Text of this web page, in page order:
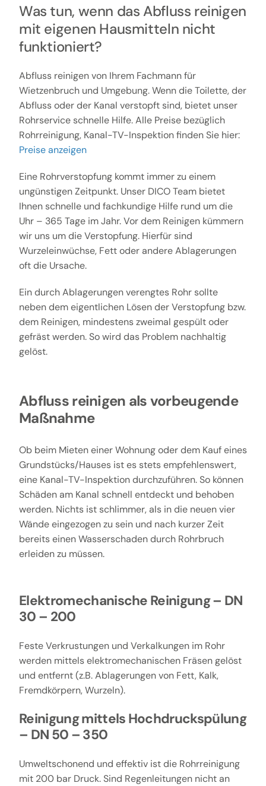
Was tun, wenn das Abfluss reinigen
mit eigenen Hausmitteln nicht
funktioniert?
Abfluss reinigen von Ihrem Fachmann für
Wietzenbruch und Umgebung. Wenn die Toilette, der
Abfluss oder der Kanal verstopft sind, bietet unser
Rohrservice schnelle Hilfe. Alle Preise bezüglich
Rohrreinigung, Kanal-TV-Inspektion finden Sie hier:
Preise anzeigen
Eine Rohrverstopfung kommt immer zu einem
ungünstigen Zeitpunkt. Unser DICO Team bietet
Ihnen schnelle und fachkundige Hilfe rund um die
Uhr – 365 Tage im Jahr. Vor dem Reinigen kümmern
wir uns um die Verstopfung. Hierfür sind
Wurzeleinwüchse, Fett oder andere Ablagerungen
oft die Ursache.
Ein durch Ablagerungen verengtes Rohr sollte
neben dem eigentlichen Lösen der Verstopfung bzw.
dem Reinigen, mindestens zweimal gespült oder
gefräst werden. So wird das Problem nachhaltig
gelöst.
Abfluss reinigen als vorbeugende
Maßnahme
Ob beim Mieten einer Wohnung oder dem Kauf eines
Grundstücks/Hauses ist es stets empfehlenswert,
eine Kanal-TV-Inspektion durchzuführen. So können
Schäden am Kanal schnell entdeckt und behoben
werden. Nichts ist schlimmer, als in die neuen vier
Wände eingezogen zu sein und nach kurzer Zeit
bereits einen Wasserschaden durch Rohrbruch
erleiden zu müssen.
Elektromechanische Reinigung – DN
30 – 200
Feste Verkrustungen und Verkalkungen im Rohr
werden mittels elektromechanischen Fräsen gelöst
und entfernt (z.B. Ablagerungen von Fett, Kalk,
Fremdkörpern, Wurzeln).
Reinigung mittels Hochdruckspülung
– DN 50 – 350
Umweltschonend und effektiv ist die Rohrreinigung
mit 200 bar Druck. Sind Regenleitungen nicht an